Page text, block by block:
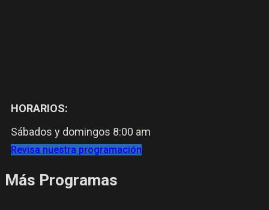
HORARIOS:
Sábados y domingos 8:00 am
Revisa nuestra programación
Más Programas